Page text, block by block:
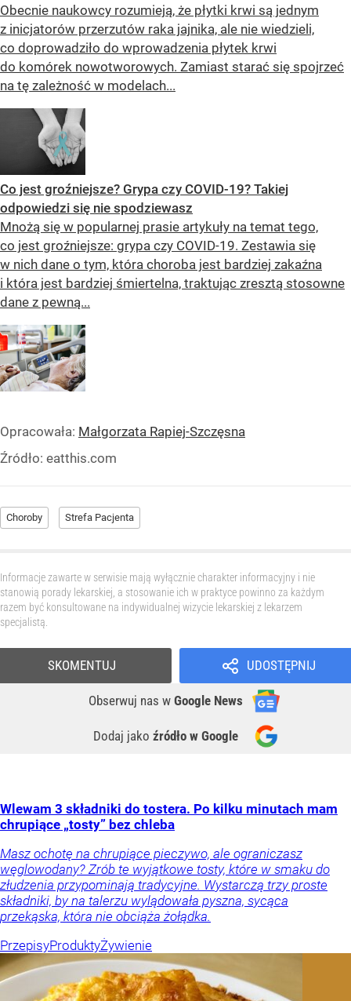
Obecnie naukowcy rozumieją, że płytki krwi są jednym
z inicjatorów przerzutów raka jajnika, ale nie wiedzieli,
co doprowadziło do wprowadzenia płytek krwi
do komórek nowotworowych. Zamiast starać się spojrzeć
na tę zależność w modelach...
Co jest groźniejsze? Grypa czy COVID-19? Takiej
odpowiedzi się nie spodziewasz
Mnożą się w popularnej prasie artykuły na temat tego,
co jest groźniejsze: grypa czy COVID-19. Zestawia się
w nich dane o tym, która choroba jest bardziej zakaźna
i która jest bardziej śmiertelna, traktując zresztą stosowne
dane z pewną...
Opracowała: Małgorzata Rapiej-Szczęsna
Źródło: eatthis.com
Choroby Strefa Pacjenta
Informacje zawarte w serwisie mają wyłącznie charakter informacyjny i nie
stanowią porady lekarskiej, a stosowanie ich w praktyce powinno za każdym
razem być konsultowane na indywidualnej wizycie lekarskiej z lekarzem
specjalistą.
UDOSTĘPNIJ
Obserwuj nas w Google News
Dodaj jako źródło w Google
SKOMENTUJ
Wlewam 3 składniki do tostera. Po kilku minutach mam
chrupiące „tosty” bez chleba
Masz ochotę na chrupiące pieczywo, ale ograniczasz
węglowodany? Zrób te wyjątkowe tosty, które w smaku do
złudzenia przypominają tradycyjne. Wystarczą trzy proste
składniki, by na talerzu wylądowała pyszna, sycąca
przekąska, która nie obciąża żołądka.
PrzepisyProduktyŻywienie